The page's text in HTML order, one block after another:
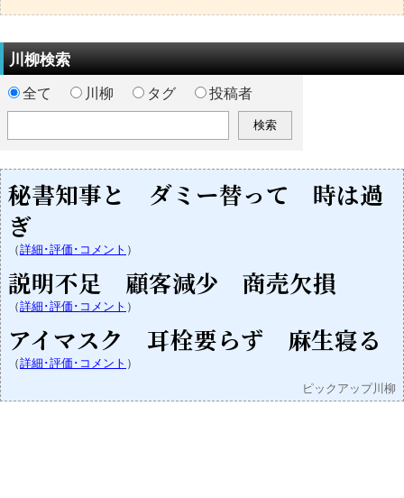
川柳検索
全て 川柳 タグ 投稿者
秘書知事と ダミー替って 時は過
ぎ
（詳細･評価･コメント ）
説明不足 顧客減少 商売欠損
（詳細･評価･コメント ）
アイマスク 耳栓要らず 麻生寝る
（詳細･評価･コメント ）
ピックアップ川柳